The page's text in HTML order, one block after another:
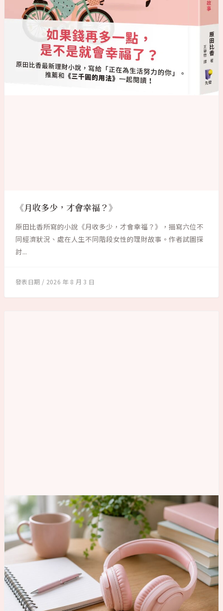
《月收多少，才會幸福？》
原田比香所寫的小說《月收多少，才會幸福？》，描寫六位不
同經濟狀況、處在人生不同階段女性的理財故事。作者試圖探
討...
2026 年 8 月 3 日